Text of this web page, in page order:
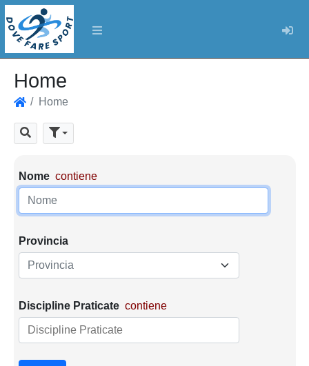
Home
Home
CercaParametri di ricerca
Nome contiene
Provincia
Provincia
Discipline Praticate contiene